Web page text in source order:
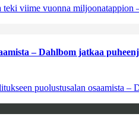
viime vuonna miljoonatappion
– Dahlbom jatkaa
puolustusalan osaamista –